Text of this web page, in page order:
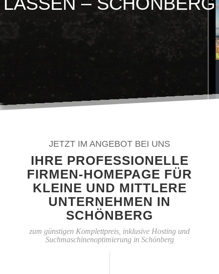
JETZT IM ANGEBOT BEI UNS
IHRE PROFESSIONELLE
FIRMEN-HOMEPAGE FÜR
KLEINE UND MITTLERE
UNTERNEHMEN IN
SCHÖNBERG
zum günstigen Komplettpreis, inklusive Hosting und
Suchmaschinenoptimierung in Schönberg